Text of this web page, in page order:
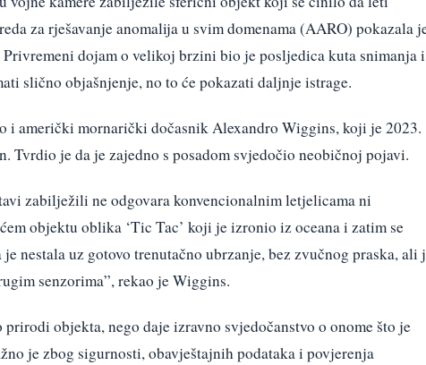
za rješavanje anomalija u svim domenama (AARO) pokazala
dojam o velikoj brzini bio je posljedica kuta snimanja i
slično objašnjenje, no to će pokazati daljnje istrage.
i američki mornarički dočasnik Alexandro Wiggins, koji je 2023.
Tvrdio je da je zajedno s posadom svjedočio neobičnoj pojavi.
zabilježili ne odgovara konvencionalnim letjelicama ni
objektu oblika ‘Tic Tac’ koji je izronio iz oceana i zatim se
nestala uz gotovo trenutačno ubrzanje, bez zvučnog praska, ali
senzorima”, rekao je Wiggins.
objekta, nego daje izravno svjedočanstvo o onome što je
je zbog sigurnosti, obavještajnih podataka i povjerenja